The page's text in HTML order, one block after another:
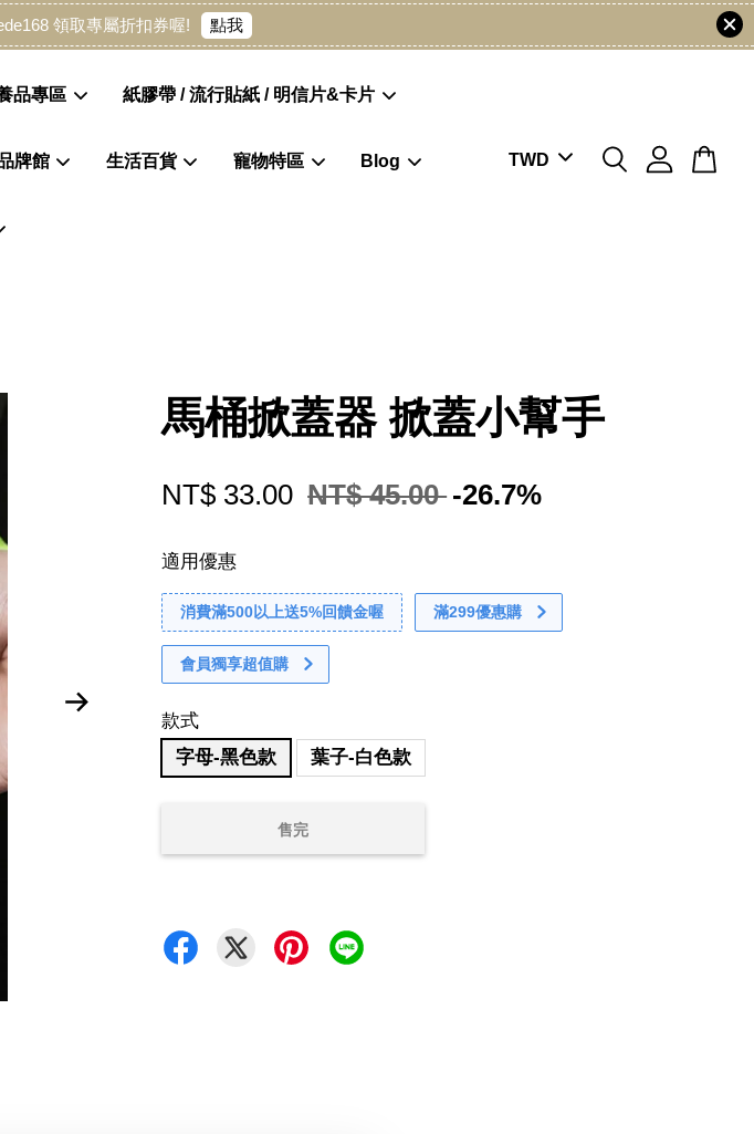
領取專屬折扣券喔! 點我
品專區 紙膠帶 / 流行貼紙 / 明信片&卡片
牌館 生活百貨 寵物特區 Blog
馬桶掀蓋器 掀蓋小幫手
NT$ 33.00 NT$ 45.00 -26.7%
適用優惠
消費滿500以上送5%回饋金喔 滿299優惠購
會員獨享超值購
款式
字母-黑色款
葉子-白色款
售完